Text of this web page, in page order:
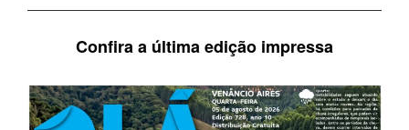
Confira a última edição impressa